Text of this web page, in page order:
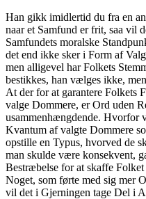
Han gikk imidlertid du fra en
naar et Samfund er frit, saa vil
Samfundets moralske
det end ikke sker i Form af
men alligevel har Folkets
bestikkes, han vælges ikke,
At der for at garantere Folkets
valge Dommere, er Ord uden
usammenhængdende. Hvorfor
Kvantum af valgte Dommere
opstille en Typus, hvorved de
man skulde være konsekvent,
Bestræbelse for at skaffe
Noget, som førte med sig mer
vil det i Gjerningen tage Del i